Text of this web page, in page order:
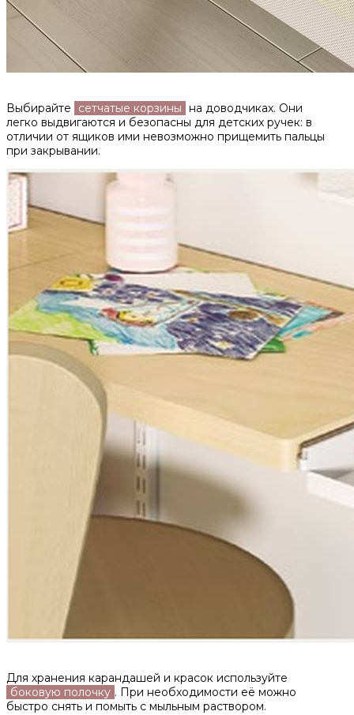
Выбирайте сетчатые корзины на доводчиках. Они
легко выдвигаются и безопасны для детских ручек: в
отличии от ящиков ими невозможно прищемить пальцы
при закрывании.
Для хранения карандашей и красок используйте
боковую полочку . При необходимости её можно
быстро снять и помыть с мыльным раствором.